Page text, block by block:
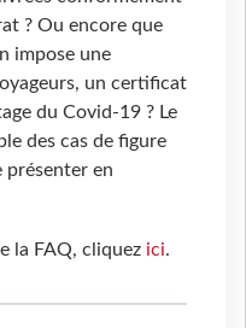
? Ou encore que
impose une
un certificat
du Covid-19 ? Le
des cas de figure
présenter en
la FAQ, cliquez ici.